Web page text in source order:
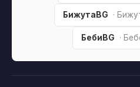
БижутаBG ·
БебиBG ·